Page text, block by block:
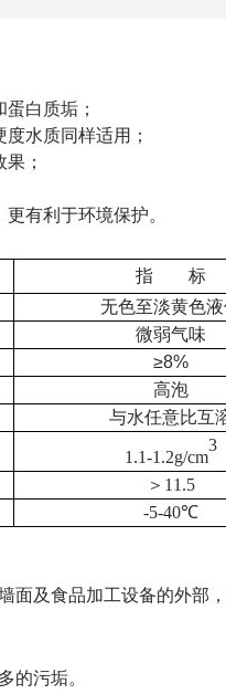
白质垢；
水质同样适用；
；
有利于环境保护。
指 标
无色至淡黄色
微弱气味
≥8%
高泡
与水任意比互
1.1-1.2g/cm
3
＞ 11.5
-5-40℃
面及食品加工设备的外部
的污垢。